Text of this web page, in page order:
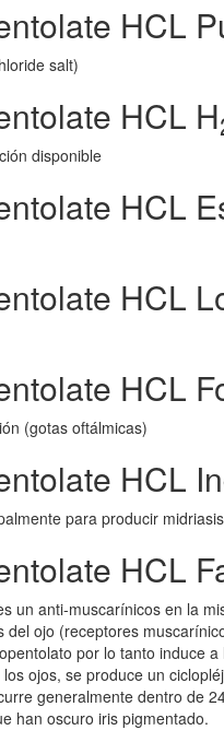
HCL
salt)
HCL H
disponible
HCL
HCL
HCL
(gotas oftálmicas)
HCL
para producir
HCL
un anti-muscarínicos en la
del ojo (receptores
por lo tanto induce
ojos, se produce un
generalmente dentro de
han oscuro iris pigmentado.